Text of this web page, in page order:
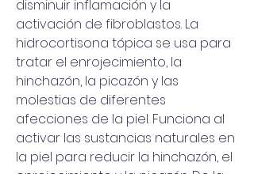
disminuir inflamación y la
activación de fibroblastos. La
hidrocortisona tópica se usa para
tratar el enrojecimiento, la
hinchazón, la picazón y las
molestias de diferentes
afecciones de la piel. Funciona al
activar las sustancias naturales en
la piel para reducir la hinchazón, el